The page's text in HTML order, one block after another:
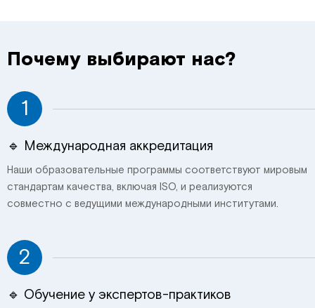
Почему выбирают нас?
1
🔹 Международная аккредитация
Наши образовательные программы соответствуют мировым
стандартам качества, включая ISO, и реализуются
совместно с ведущими международными институтами.
2
🔹 Обучение у экспертов-практиков